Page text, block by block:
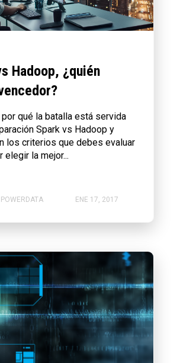
Hadoop, ¿quién
por qué la batalla está servida
Spark vs Hadoop y
los criterios que debes evaluar
elegir la mejor...
ENE 17, 2017